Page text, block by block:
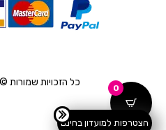
כל הזכויות שמורות
0
הצטרפות למועדון בחינם